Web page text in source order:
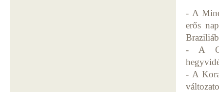
- A
erős
- A
- A